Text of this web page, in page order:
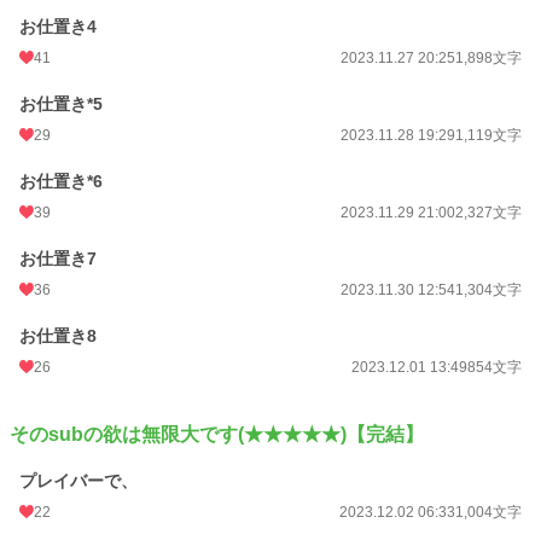
お仕置き4
41 2023.11.27 20:251,898文字
お仕置き*5
29 2023.11.28 19:291,119文字
お仕置き*6
39 2023.11.29 21:002,327文字
お仕置き7
36 2023.11.30 12:541,304文字
お仕置き8
26 2023.12.01 13:49854文字
そのsubの欲は無限大です(★★★★★)【完結】
プレイバーで、
22 2023.12.02 06:331,004文字